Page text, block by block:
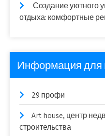
Создание уютного
отдыха: комфортные
Информация для
29 профи
Art house, центр
строительства